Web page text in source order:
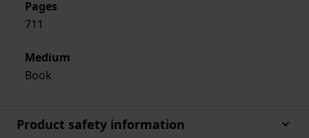
Pages
711
Medium
Book
Product safety information